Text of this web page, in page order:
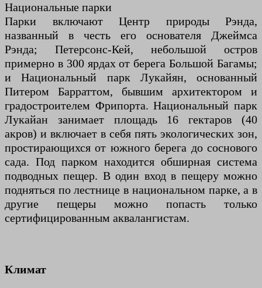
Национальные парки
Парки включают Центр природы Рэнда,
названный в честь его основателя Джеймса
Рэнда; Петерсонс-Кей, небольшой остров
примерно в 300 ярдах от берега Большой Багамы;
и Национальный парк Лукайян, основанный
Питером Барраттом, бывшим архитектором и
градостроителем Фрипорта. Национальный парк
Лукайан занимает площадь 16 гектаров (40
акров) и включает в себя пять экологических зон,
простирающихся от южного берега до соснового
сада. Под парком находится обширная система
подводных пещер. В один вход в пещеру можно
подняться по лестнице в национальном парке, а в
другие пещеры можно попасть только
сертифицированным аквалангистам.
Климат